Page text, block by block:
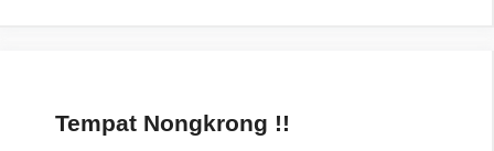
Tempat Nongkrong !!